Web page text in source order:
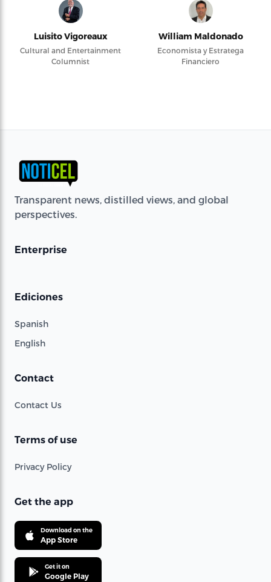
Luisito Vigoreaux
Cultural and Entertainment
Columnist
William Maldonado
Economista y Estratega
Financiero
Transparent news, distilled views, and global
perspectives.
Enterprise
Ediciones
Spanish
English
Contact
Contact Us
Terms of use
Privacy Policy
Get the app
Download on the
App Store
Get it on
Google Play